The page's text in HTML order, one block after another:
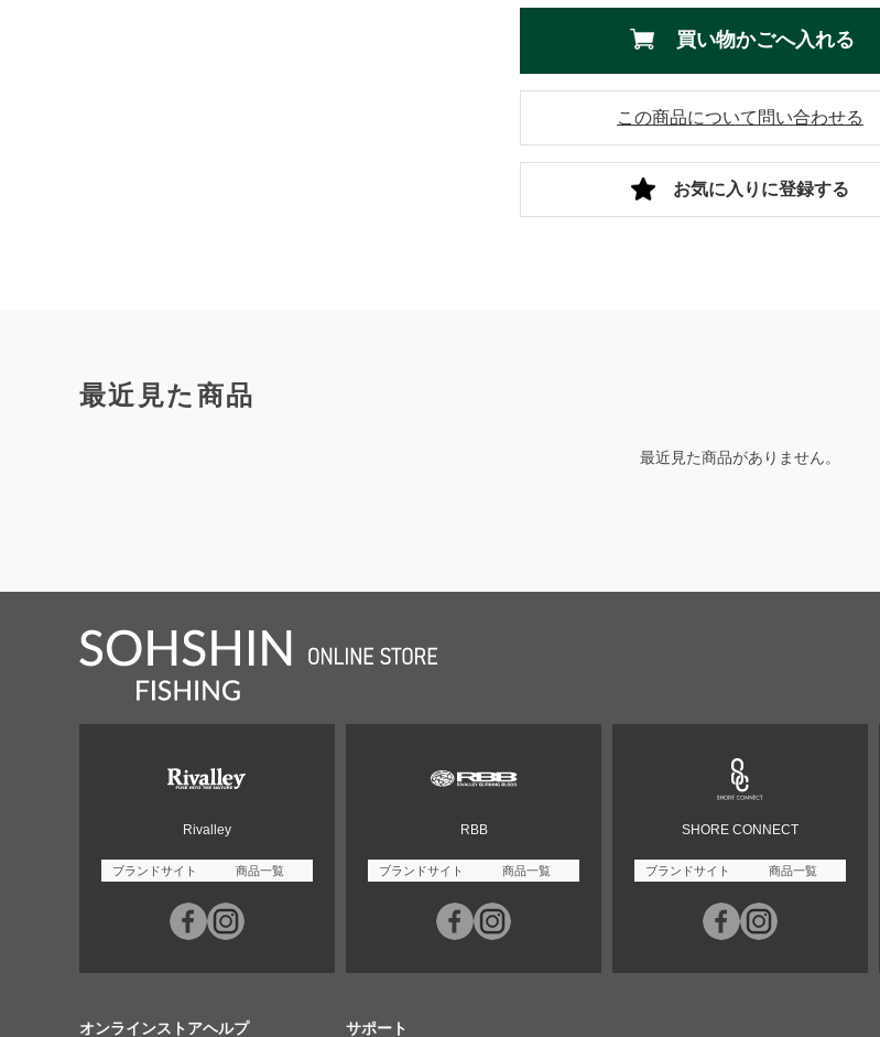
買い物かごへ入れる
この商品について問い合わせる
お気に入りに登録する
最近見た商品
最近見た商品がありません。
Rivalley
ブランドサイト 商品一覧
RBB
ブランドサイト 商品一覧
SHORE CONNECT
ブランドサイト 商品一覧
オンラインストアヘルプ サポート